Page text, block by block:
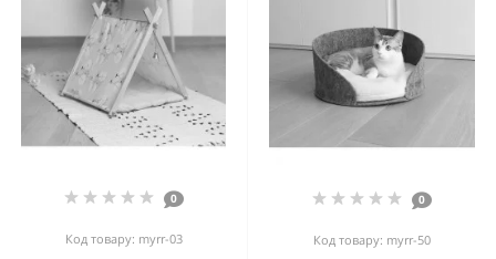
0
Код товару: myrr-03
0
Код товару: myrr-50